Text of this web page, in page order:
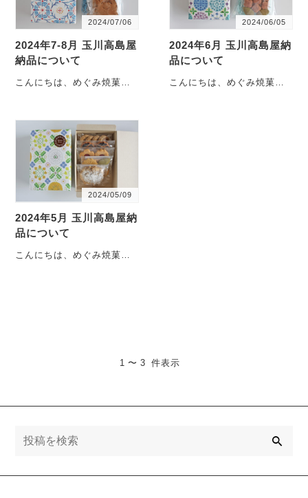
2024/07/06
2024年7-8月 玉川高島屋
納品について
こんにちは、めぐみ焼菓子
よいよ移転・・・
2024/06/05
2024年6月 玉川高島屋納
品について
こんにちは、めぐみ焼菓子
2024/05/09
2024年5月 玉川高島屋納
品について
こんにちは、めぐみ焼菓子
1 〜 3 件表示